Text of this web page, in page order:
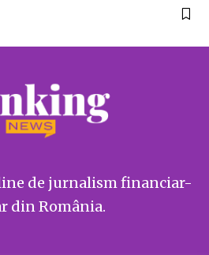
de jurnalism financiar-
din România.